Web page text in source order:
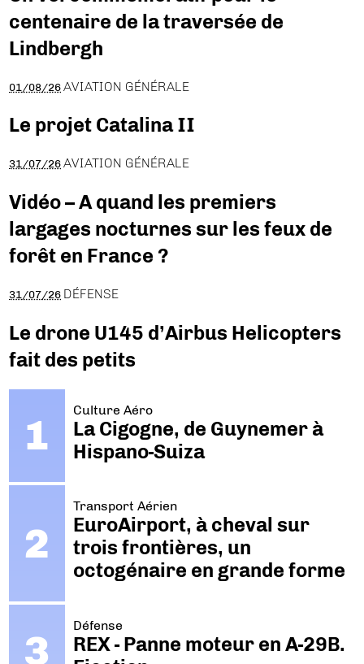
centenaire de la traversée de
Lindbergh
01/08/26 AVIATION GÉNÉRALE
Le projet Catalina II
31/07/26 AVIATION GÉNÉRALE
Vidéo – A quand les premiers
largages nocturnes sur les feux de
forêt en France ?
31/07/26 DÉFENSE
Le drone U145 d’Airbus Helicopters
fait des petits
Culture Aéro
La Cigogne, de Guynemer à
Hispano-Suiza
Transport Aérien
EuroAirport, à cheval sur
trois frontières, un
octogénaire en grande forme
Défense
REX - Panne moteur en A-29B.